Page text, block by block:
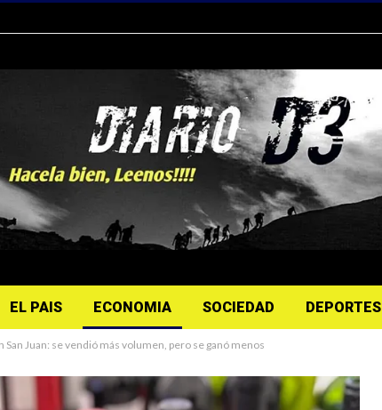
EL PAIS ECONOMIA SOCIEDAD DEPORTES
Juan: se vendió más volumen, pero se ganó menos